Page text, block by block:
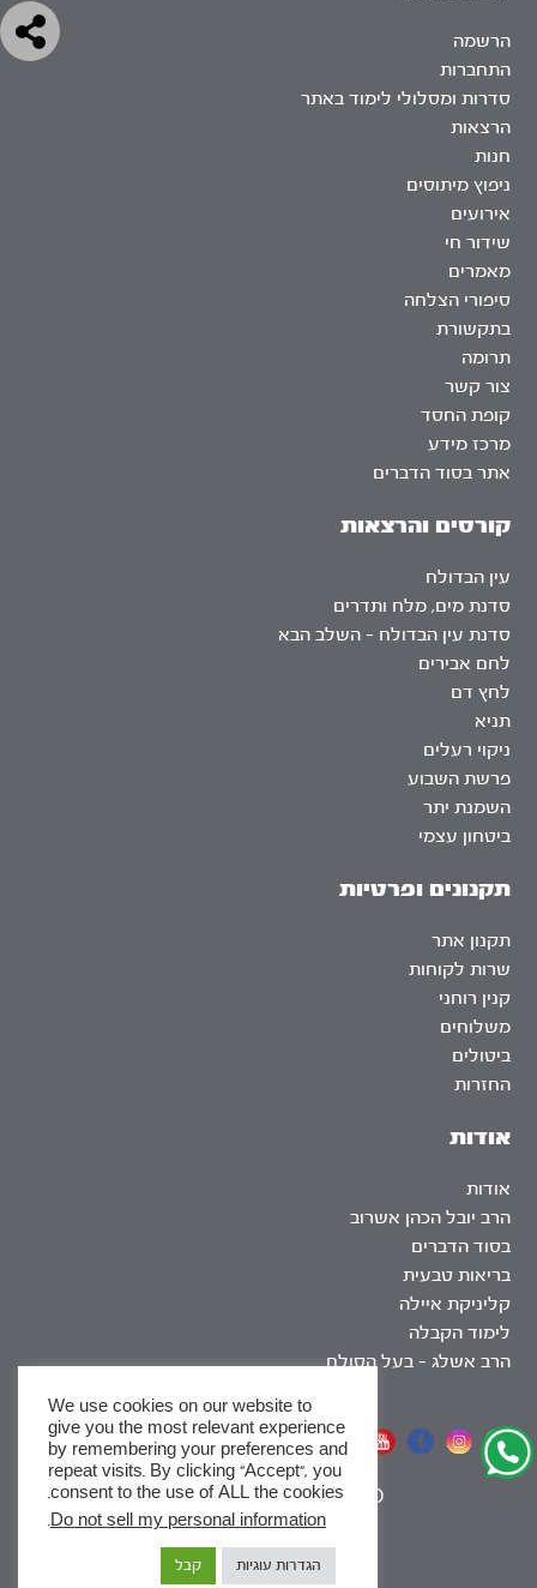
אודות
אודות
הרב יובל הכהן אשרוב
בסוד הדברים
בריאות טבעית
קליניקת איילה
לימוד הקבלה
הרב אשלג – בעל הסולם
הרשמה
התחברות
סדרות ומסלולי לימוד באתר
הרצאות
חנות
ניפוץ מיתוסים
אירועים
שידור חי
מאמרים
סיפורי הצלחה
בתקשורת
תרומה
צור קשר
קופת החסד
מרכז מידע
אתר בסוד הדברים
קורסים והרצאות
עין הבדולח
סדנת מים, מלח ותדרים
סדנת עין הבדולח – השלב הבא
לחם אבירים
לחץ דם
תניא
ניקוי רעלים
פרשת השבוע
השמנת יתר
ביטחון עצמי
תקנונים ופרטיות
תקנון אתר
שרות לקוחות
קנין רוחני
משלוחים
ביטולים
החזרות
אתר שומר שבת
SEO
|
We use cookies on our website to
give you the most relevant experience
by remembering your preferences and
repeat visits. By clicking “Accept”, you
consent to the use of ALL the cookies.
Do not sell my personal information
.
הגדרות עוגיות קבל
x